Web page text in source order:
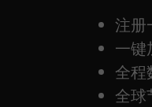
注册
一键
全程
全球